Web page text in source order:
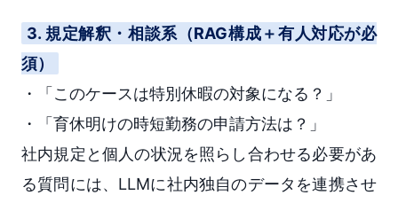
3. 規定解釈・相談系（RAG構成＋有人対応が必
須）
・「このケースは特別休暇の対象になる？」
・「育休明けの時短勤務の申請方法は？」
社内規定と個人の状況を照らし合わせる必要があ
る質問には、LLMに社内独自のデータを連携させ